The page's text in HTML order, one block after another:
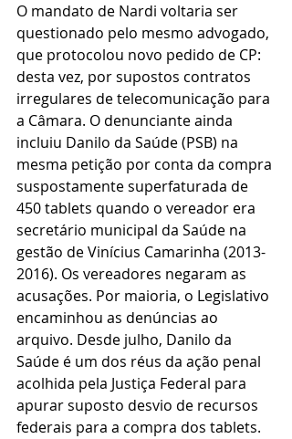
O mandato de Nardi voltaria ser
questionado pelo mesmo advogado,
que protocolou novo pedido de CP:
desta vez, por supostos contratos
irregulares de telecomunicação para
a Câmara. O denunciante ainda
incluiu Danilo da Saúde (PSB) na
mesma petição por conta da compra
suspostamente superfaturada de
450 tablets quando o vereador era
secretário municipal da Saúde na
gestão de Vinícius Camarinha (2013-
2016). Os vereadores negaram as
acusações. Por maioria, o Legislativo
encaminhou as denúncias ao
arquivo. Desde julho, Danilo da
Saúde é um dos réus da ação penal
acolhida pela Justiça Federal para
apurar suposto desvio de recursos
federais para a compra dos tablets.